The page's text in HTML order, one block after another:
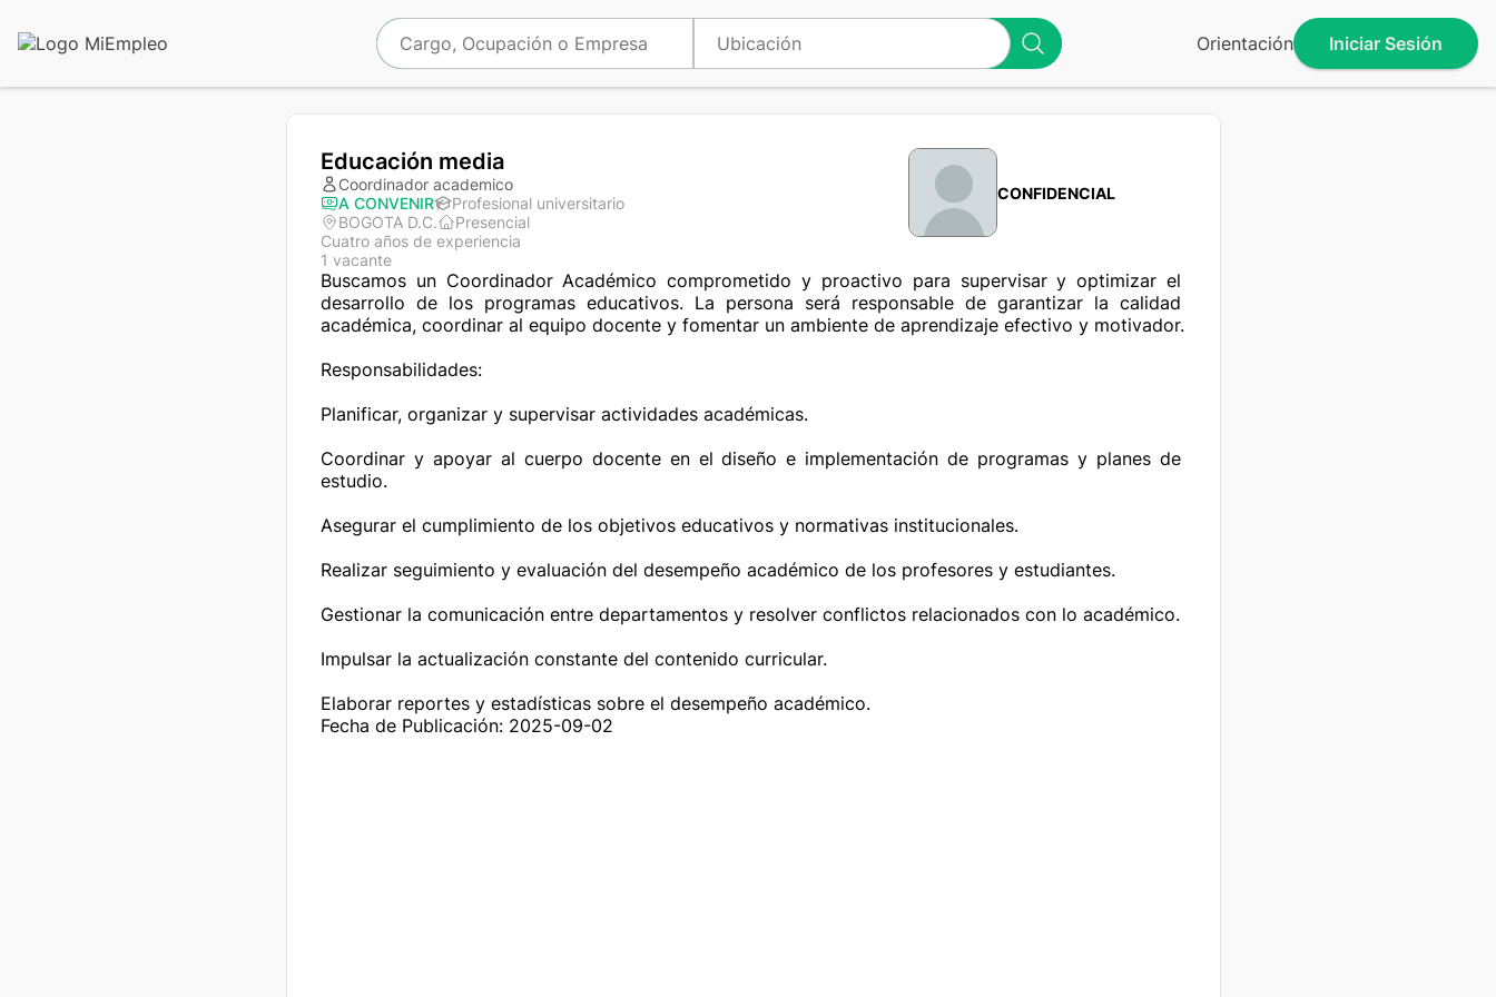
Orientación Iniciar Sesión
Educación media
Coordinador academico
A CONVENIR
Profesional universitario
BOGOTA D.C.
Presencial
Cuatro años de experiencia
1 vacante
CONFIDENCIAL
Buscamos un Coordinador Académico comprometido y proactivo para supervisar y optimizar el
desarrollo de los programas educativos. La persona será responsable de garantizar la calidad
académica, coordinar al equipo docente y fomentar un ambiente de aprendizaje efectivo y motivador.
Responsabilidades:
Planificar, organizar y supervisar actividades académicas.
Coordinar y apoyar al cuerpo docente en el diseño e implementación de programas y planes de
estudio.
Asegurar el cumplimiento de los objetivos educativos y normativas institucionales.
Realizar seguimiento y evaluación del desempeño académico de los profesores y estudiantes.
Gestionar la comunicación entre departamentos y resolver conflictos relacionados con lo académico.
Impulsar la actualización constante del contenido curricular.
Elaborar reportes y estadísticas sobre el desempeño académico.
Fecha de Publicación: 2025-09-02